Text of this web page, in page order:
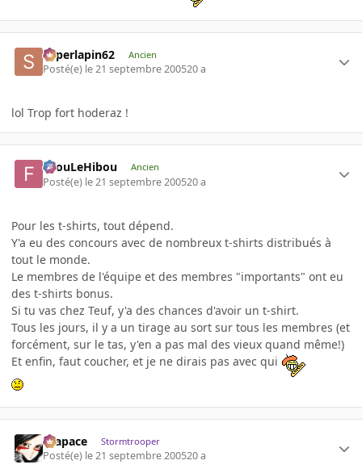
superlapin62 Ancien
Posté(e) le 21 septembre 200520 a
lol Trop fort hoderaz !
FilouLeHibou Ancien
Posté(e) le 21 septembre 200520 a
Pour les t-shirts, tout dépend.
Y'a eu des concours avec de nombreux t-shirts distribués à
tout le monde.
Le membres de l'équipe et des membres "importants" ont eu
des t-shirts bonus.
Si tu vas chez Teuf, y'a des chances d'avoir un t-shirt.
Tous les jours, il y a un tirage au sort sur tous les membres (et
forcément, sur le tas, y'en a pas mal des vieux quand même!)
Et enfin, faut coucher, et je ne dirais pas avec qui
Krapace Stormtrooper
Posté(e) le 21 septembre 200520 a